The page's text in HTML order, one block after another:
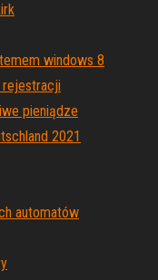
windows 8
rejestracji
pieniądze
2021
automatów